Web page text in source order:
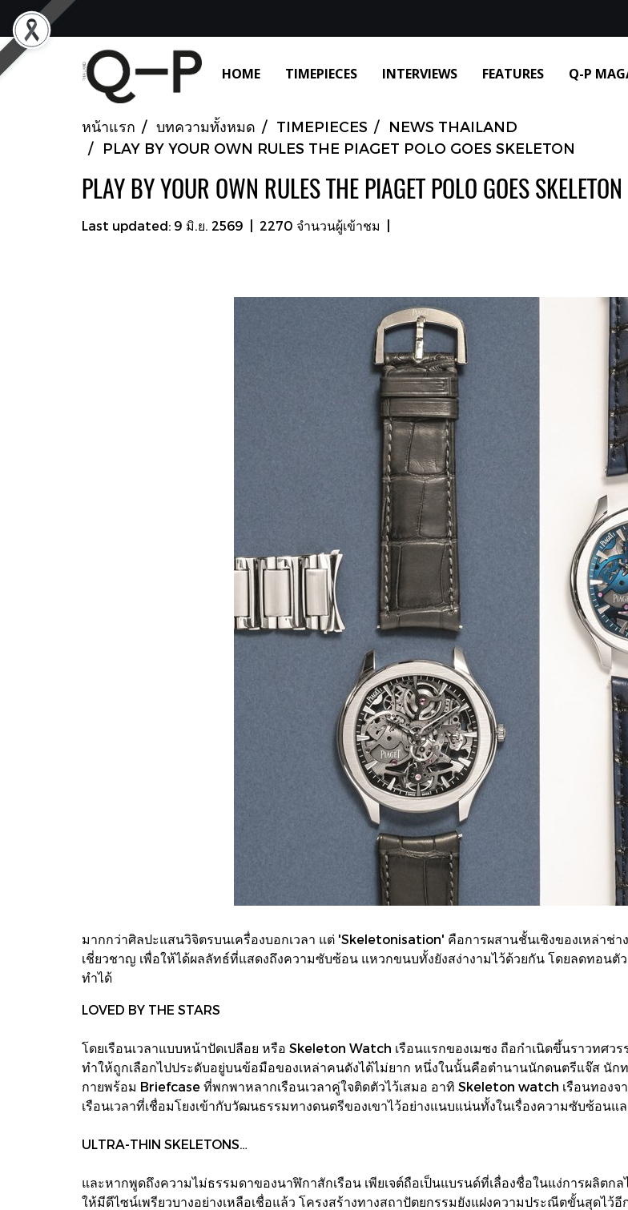
HOME TIMEPIECES INTERVIEWS FEATURES Q-P
หน้าแรก บทความทั้งหมด TIMEPIECES
NEWS THAILAND
PLAY BY YOUR OWN RULES THE PIAGET POLO GOES SKELETON
PLAY BY YOUR OWN RULES THE PIAGET POLO GOES SKELETON
Last updated: 9 มิ.ย. 2569 2270 จำนวนผู้เข้าชม
มากกว่าศิลปะแสนวิจิตรบนเครื่องบอกเวลา แต่ 'Skeletonisation' คือการผสานชั้นเชิงของเหล่า
เชี่ยวชาญ เพื่อให้ได้ผลลัทธ์ที่แสดงถึงความซับซ้อน แหวกขนบทั้งยังสง่างามไว้ด้วยกัน โดยลดทอนตั
ทำได้
LOVED BY THE STARS
โดยเรือนเวลาแบบหน้าปัดเปลือย หรือ Skeleton Watch เรือนแรกของเมซง ถือกำเนิดขึ้นราวทศ
ทำให้ถูกเลือกไปประดับอยู่บนข้อมือของเหล่าคนดังได้ไม่ยาก หนึ่งในนั้นคือตำนานนักดนตรีแจ๊ส นัก
กายพร้อม Briefcase ที่พกพาหลากเรือนเวลาคู่ใจติดตัวไว้เสมอ อาทิ Skeleton watch เรือนทองจ
เรือนเวลาที่เชื่อมโยงเข้ากับวัฒนธรรมทางดนตรีของเขาไว้อย่างแนบแน่นทั้งในเรื่องความซับซ้อน
ULTRA-THIN SKELETONS…
และหากพูดถึงความไม่ธรรมดาของนาฬิกาสักเรือน เพียเจต์ถือเป็นแบรนด์ที่เลื่องชื่อในแง่การผลิต
ให้มีดีไซน์เพรียวบางอย่างเหลือเชื่อแล้ว โครงสร้างทางสถาปัตยกรรมยังแฝงความประณีตขั้นสุดไว้